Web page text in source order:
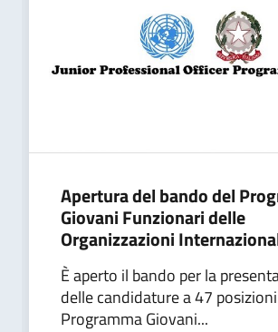
Apertura del bando del
Giovani Funzionari delle
Organizzazioni
È aperto il bando per la
delle candidature a 47
Programma Giovani...